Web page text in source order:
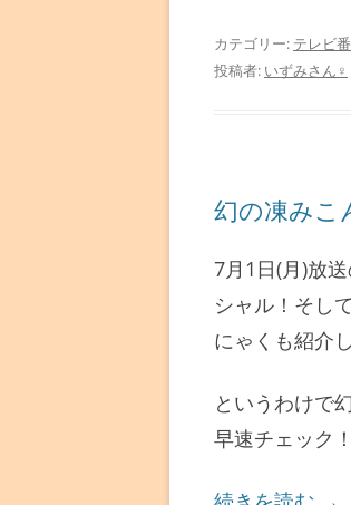
カテゴリー: テレビ
投稿者: いずみさん♀
幻の凍みこ
7月1日(月)放
シャル！そし
にゃくも紹介
というわけで
早速チェック！